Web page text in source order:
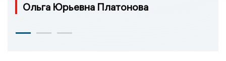
Ольга Юрьевна Платонова